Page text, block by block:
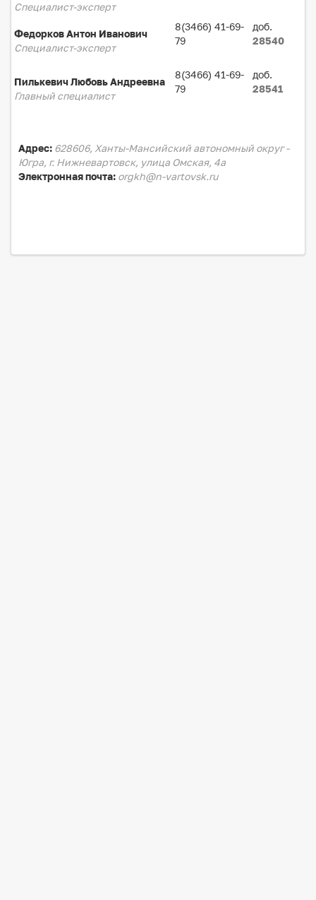
Специалист-эксперт
Федорков Антон Иванович
Специалист-эксперт
8(3466) 41-69-
79
доб.
28540
Пилькевич Любовь Андреевна
Главный специалист
8(3466) 41-69-
79
доб.
28541
Адрес: 628606, Ханты-Мансийский автономный округ -
Югра, г. Нижневартовск, улица Омская, 4а
Электронная почта: orgkh@n-vartovsk.ru